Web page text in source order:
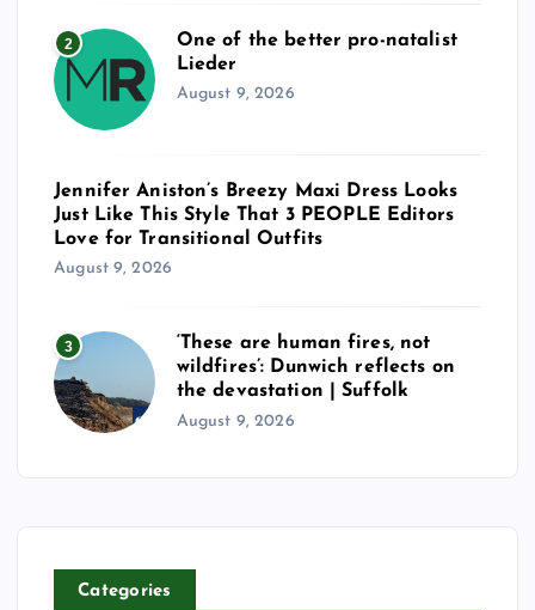
2
One of the better pro-natalist
Lieder
August 9, 2026
Jennifer Aniston’s Breezy Maxi Dress Looks
Just Like This Style That 3 PEOPLE Editors
Love for Transitional Outfits
August 9, 2026
3
‘These are human fires, not
wildfires’: Dunwich reflects on
the devastation | Suffolk
August 9, 2026
Categories